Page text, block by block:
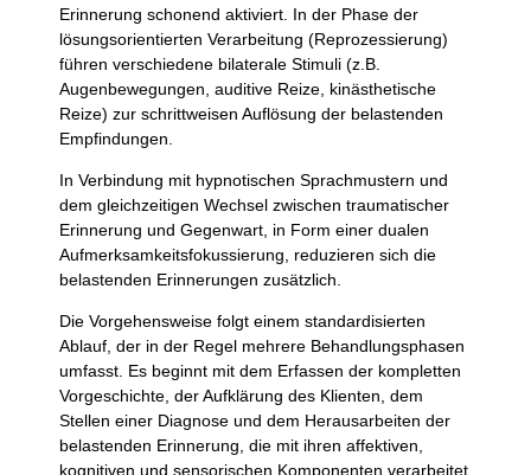
Erinnerung schonend aktiviert. In der Phase der
lösungsorientierten Verarbeitung (Reprozessierung)
führen verschiedene bilaterale Stimuli (z.B.
Augenbewegungen, auditive Reize, kinästhetische
Reize) zur schrittweisen Auflösung der belastenden
Empfindungen.
In Verbindung mit hypnotischen Sprachmustern und
dem gleichzeitigen Wechsel zwischen traumatischer
Erinnerung und Gegenwart, in Form einer dualen
Aufmerksamkeitsfokussierung, reduzieren sich die
belastenden Erinnerungen zusätzlich.
Die Vorgehensweise folgt einem standardisierten
Ablauf, der in der Regel mehrere Behandlungsphasen
umfasst. Es beginnt mit dem Erfassen der kompletten
Vorgeschichte, der Aufklärung des Klienten, dem
Stellen einer Diagnose und dem Herausarbeiten der
belastenden Erinnerung, die mit ihren affektiven,
kognitiven und sensorischen Komponenten verarbeitet